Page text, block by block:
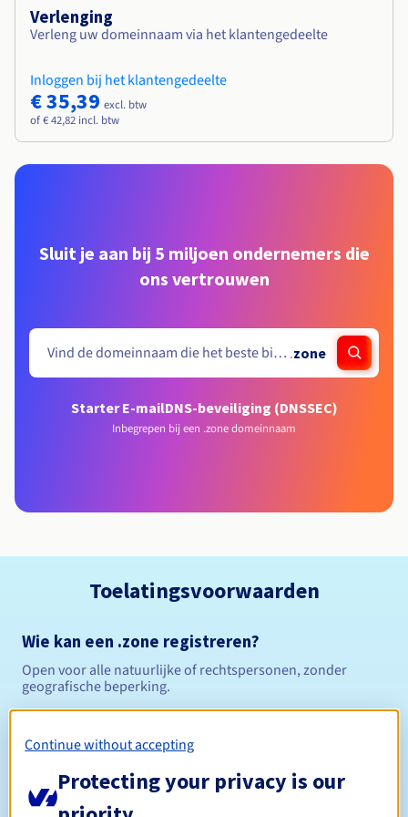
Verlenging
Verleng uw domeinnaam via het klantengedeelte
Inloggen bij het klantengedeelte
€ 35,39 excl. btw
of € 42,82 incl. btw
Sluit je aan bij 5 miljoen ondernemers die
ons vertrouwen
.zone
Starter E-mailDNS-beveiliging (DNSSEC)
Inbegrepen bij een .zone domeinnaam
Toelatingsvoorwaarden
Wie kan een .zone registreren?
Open voor alle natuurlijke of rechtspersonen, zonder
geografische beperking.
Registratieperiode Tussen 1 en 10 jaar
Continue without accepting
Protecting your privacy is our